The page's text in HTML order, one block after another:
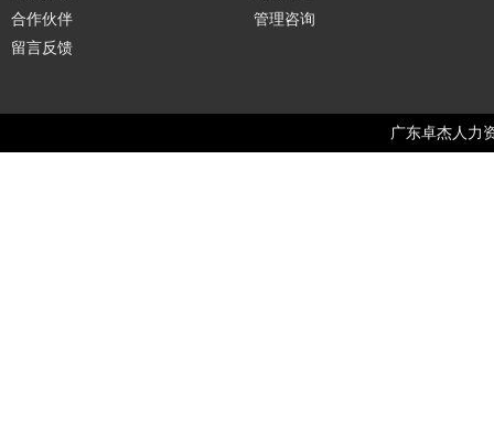
合作伙伴
留言反馈
管理咨询
广东卓杰人力